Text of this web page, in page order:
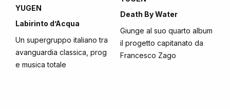
YUGEN
Labirinto d’Acqua
Un supergruppo italiano tra
avanguardia classica, prog
e musica totale
Death By Water
Giunge al suo quarto album
il progetto capitanato da
Francesco Zago